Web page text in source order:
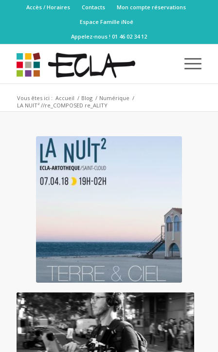
Accès / Horaires Contacts
Mon compte réservations
Espace Famille iNoé
Appelez-nous ! 01 46 02 34 12
Vous êtes ici : Accueil / Blog / Numérique /
LA NUIT² //re_COMPOSED re_ALITY